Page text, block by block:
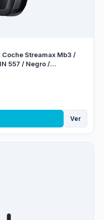
Coche Streamax Mb3 /
557 / Negro /
Ver